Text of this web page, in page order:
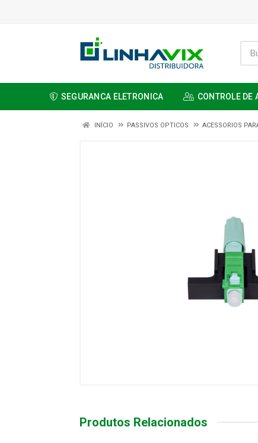
SEGURANCA ELETRONICA CONTROLE DE
INÍCIO PASSIVOS OPTICOS ACESSORIOS
Produtos Relacionados